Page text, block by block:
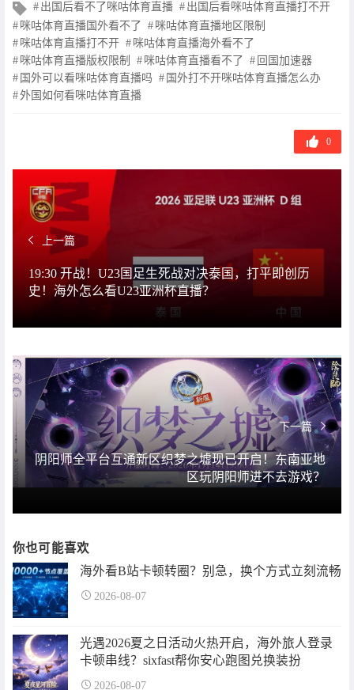
文
章
标
签
出国后看不了咪咕体育直播
出国后看咪咕体育直播打不开
咪咕体育直播国外看不了
咪咕体育直播地区限制
咪咕体育直播打不开
咪咕体育直播海外看不了
咪咕体育直播版权限制
咪咕体育直播看不了
回国加速器
国外可以看咪咕体育直播吗
国外打不开咪咕体育直播怎么办
外国如何看咪咕体育直播
0
上一篇
19:30 开战！U23国足生死战对决泰国，打平即创历
史！海外怎么看U23亚洲杯直播？
下一篇
阴阳师全平台互通新区织梦之墟现已开启！东南亚地
区玩阴阳师进不去游戏？
你也可能喜欢
海外看B站卡顿转圈？别急，换个方式立刻流畅
2026-08-07
光遇2026夏之日活动火热开启，海外旅人登录
卡顿串线？sixfast帮你安心跑图兑换装扮
2026-08-07